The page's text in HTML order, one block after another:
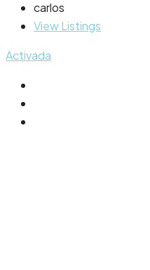
carlos
View Listings
Activada